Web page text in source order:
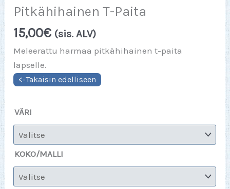
Pitkähihainen T-Paita
15,00€ (sis. ALV)
Meleerattu harmaa pitkähihainen t-paita
lapselle.
VÄRI
KOKO/MALLI